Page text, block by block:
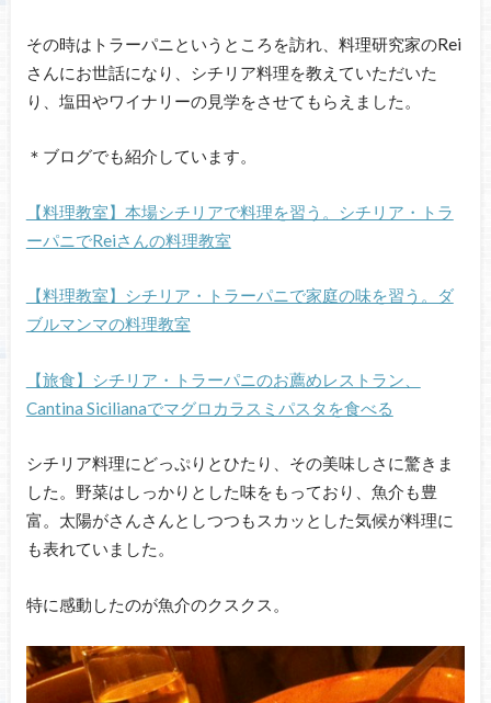
その時はトラーパニというところを訪れ、料理研究家のRei
さんにお世話になり、シチリア料理を教えていただいた
り、塩田やワイナリーの見学をさせてもらえました。
＊ブログでも紹介しています。
【料理教室】本場シチリアで料理を習う。シチリア・トラ
ーパニでReiさんの料理教室
【料理教室】シチリア・トラーパニで家庭の味を習う。ダ
ブルマンマの料理教室
【旅食】シチリア・トラーパニのお薦めレストラン、
Cantina Sicilianaでマグロカラスミパスタを食べる
シチリア料理にどっぷりとひたり、その美味しさに驚きま
した。野菜はしっかりとした味をもっており、魚介も豊
富。太陽がさんさんとしつつもスカッとした気候が料理に
も表れていました。
特に感動したのが魚介のクスクス。